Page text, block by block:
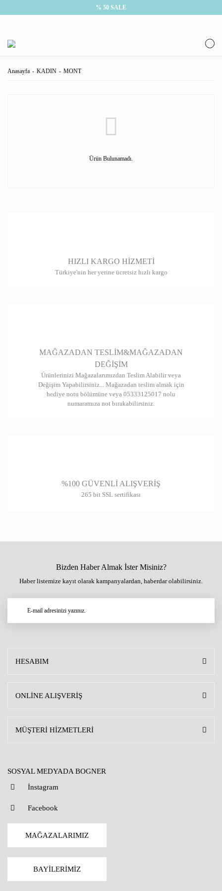
% 50 SALE
Anasayfa KADIN MONT
Ürün Bulunamadı.
HIZLI KARGO HİZMETİ
Türkiye'nin her yerine ücretsiz hızlı kargo
MAĞAZADAN TESLİM&MAĞAZADAN
DEĞİŞİM
Ürünlerinizi Mağazalarımızdan Teslim Alabilir veya
Değişim Yapabilirsiniz... Mağazadan teslim almak için
hediye notu bölümüne veya 05333125017 nolu
numaramıza not bırakabilirsiniz.
%100 GÜVENLİ ALIŞVERİŞ
265 bit SSL sertifikası
Bizden Haber Almak İster Misiniz?
Haber listemize kayıt olarak kampanyalardan, haberdar olabilirsiniz.
HESABIM
ONLİNE ALIŞVERİŞ
MÜŞTERİ HİZMETLERİ
SOSYAL MEDYADA BOGNER
İnstagram
Facebook
MAĞAZALARIMIZ
BAYİLERİMİZ